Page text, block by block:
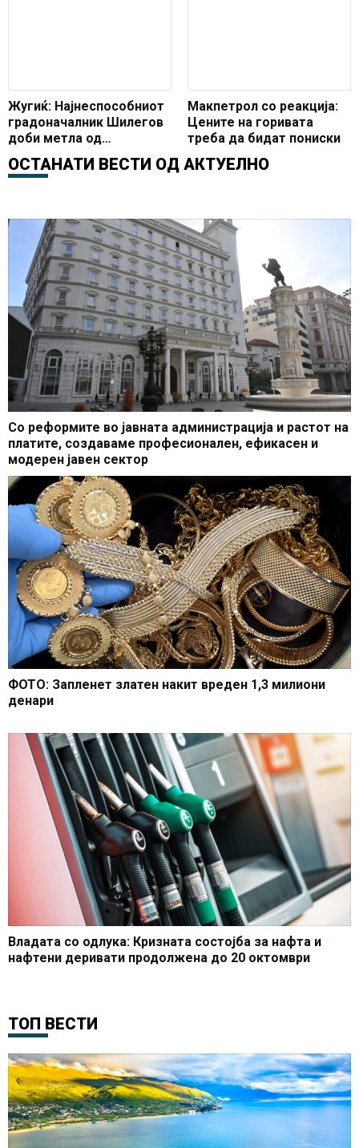
Жугиќ: Најнеспособниот
градоначалник Шилегов
доби метла од
партиските кругови, но
проблемот е неговата
Макпетрол со реакција:
Цените на горивата
треба да бидат пониски
ОСТАНАТИ ВЕСТИ ОД АКТУЕЛНО
Со реформите во јавната администрација и растот на
платите, создаваме професионален, ефикасен и
модерен јавен сектор
ФОТО: Запленет златен накит вреден 1,3 милиони
денари
Владата со одлука: Кризната состојба за нафта и
нафтени деривати продолжена до 20 октомври
ТОП ВЕСТИ